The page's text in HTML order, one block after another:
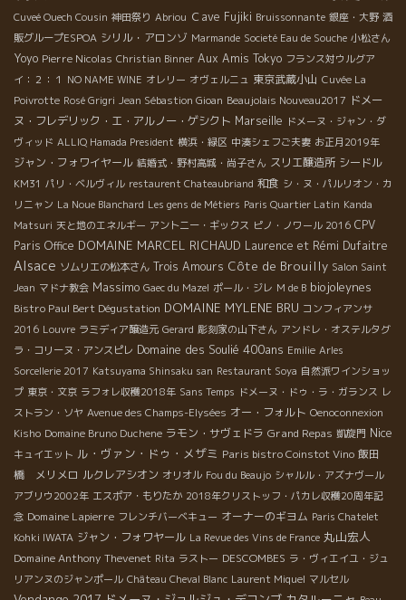
Cuveé Ouech Cousin 神田祭り Abriou Ｃave Fujiki Bruissonnante 銀座・大野 酒
販グループESPOA シリル・アロンゾ Marmande Societé Eau de Souche 小松さん
Yoyo Pierre Nicolas Christian Binner Aux Amis Tokyo フランス対ウルグア
イ：２：１ NO NAME WINE オレリー オヴェルニュ 東京武蔵小山 Cuvée La
Poivrotte Rosé Grigri Jean Sébastion Gioan Beaujolais Nouveau2017 ドメー
ヌ・フレデリック・エ・アルノー・ゲシクト Marseille ドメーヌ・ジャン・ダ
ヴィッド ALLIQ Hamada President 横浜・緑区 中湊シェフご夫妻 お正月2019年
ジャン・フォワイヤール 結婚式・野村高城・尚子さん スリエ醸造所 シードル
KM31 パリ・ベルヴィル restaurent Chateaubriand 和食 シ・ヌ・パルリオン・カ
リニャン La Noue Blanchard Les gens de Métiers Paris Quartier Latin Kanda
Matsuri 天と地のエネルギー アントニー・ギックス ピノ・ノワール 2016 CPV
Paris Office DOMAINE MARCEL RICHAUD Laurence et Rémi Dufaitre
Alsace ソムリエの松本さん Trois Amours Côte de Brouilly Salon Saint
Jean マドナ教会 Massimo Gaec du Mazel ポール・ジレ M de B biojoleynes
Bistro Paul Bert Dégustation DOMAINE MYLENE BRU コンフィアンサ
2016 Louvre ラミディア醸造元 Gerard 彫刻家の山下さん アンドレ・オステルタグ
ラ・コリーヌ・アンスピレ Domaine des Soulié 400ans Emilie Arles
Sorcellerie 2017 Katsuyama Shinsaku san Restaurant Soya 自然派ワインショッ
プ 東京・文京 ラフォレ収穫2018年 Sans Temps ドメーヌ・ドゥ・ラ・ガランス レ
ストラン・ソヤ Avenue des Champs-Elysées オー・フォルト Oenoconnexion
Kisho Domaine Bruno Duchene ラモン・サヴェドラ Grand Repas 凱旋門 Nice
キュイエット ル・ヴァン・ドゥ・メザミ Paris bistro Coinstot Vino 飯田
橋 メリメロ ルクレアシオン オリオル Fou du Beaujo シャルル・アズナヴール
アブリウ2002年 エスポア・もりたか 2018年クリストッフ・パカレ収穫20周年記
念 Domaine Lapierre フレンチバーベキュー オーナーのギヨム Paris Chatelet
Kohki IWATA ジャン・フォワヤール La Revue des Vins de France 丸山宏人
Domaine Anthony Thevenet Rita ラストー DESCOMBES ラ・ヴィエイユ・ジュ
リアンヌのジャンポール Château Cheval Blanc Laurent Miquel マルセル